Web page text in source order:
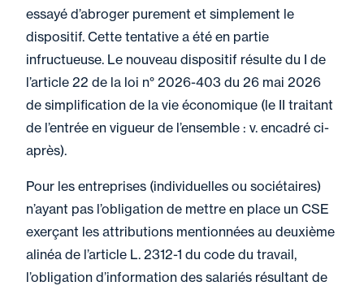
essayé d’abroger purement et simplement le
dispositif. Cette tentative a été en partie
infructueuse. Le nouveau dispositif résulte du I de
l’article 22 de la loi n° 2026-403 du 26 mai 2026
de simplification de la vie économique (le II traitant
de l’entrée en vigueur de l’ensemble : v. encadré ci-
après).
Pour les entreprises (individuelles ou sociétaires)
n’ayant pas l’obligation de mettre en place un CSE
exerçant les attributions mentionnées au deuxième
alinéa de l’article L. 2312-1 du code du travail,
l’obligation d’information des salariés résultant de